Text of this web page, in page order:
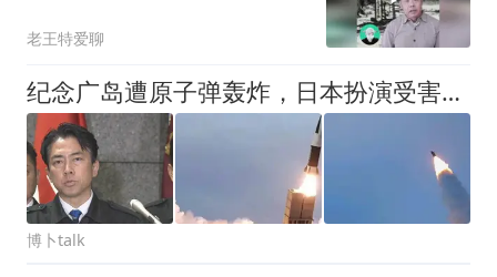
老王特爱聊
纪念广岛遭原子弹轰炸，日本扮演受害者角色，朝鲜试射弹道导弹
博卜talk